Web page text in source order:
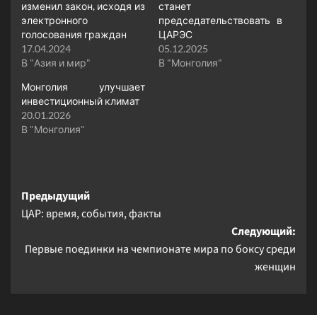
изменил закон, исходя из
электронного
голосования граждан
17.04.2024
В "Азия и мир"
станет
председательствовать в
ЦАРЭС
05.12.2025
В "Монголия"
Монголия улучшает
инвестиционный климат
20.01.2026
В "Монголия"
Навигация
записи
Предыдущий
ЦАР: время, события, факты
Следующий:
Первые поединки на чемпионате мира по боксу среди
женщин